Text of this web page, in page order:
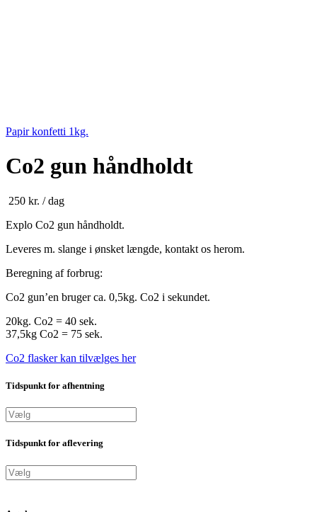
Papir konfetti 1kg.
Co2 gun håndholdt
250 kr. / dag
Explo Co2 gun håndholdt.
Leveres m. slange i ønsket længde, kontakt os herom.
Beregning af forbrug:
Co2 gun’en bruger ca. 0,5kg. Co2 i sekundet.
20kg. Co2 = 40 sek.
37,5kg Co2 = 75 sek.
Co2 flasker kan tilvælges her
Tidspunkt for afhentning
Tidspunkt for aflevering